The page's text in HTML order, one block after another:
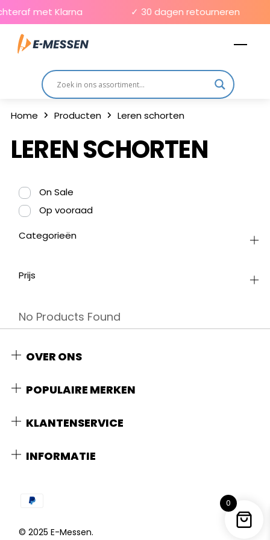
Skip
to
content
met Klarna ✓ 30 dagen retourneren
Home Producten Leren schorten
LEREN SCHORTEN
On Sale
Op vooraad
Categorieën
Prijs
No Products Found
OVER ONS
POPULAIRE MERKEN
KLANTENSERVICE
INFORMATIE
© 2025 E-Messen.
0